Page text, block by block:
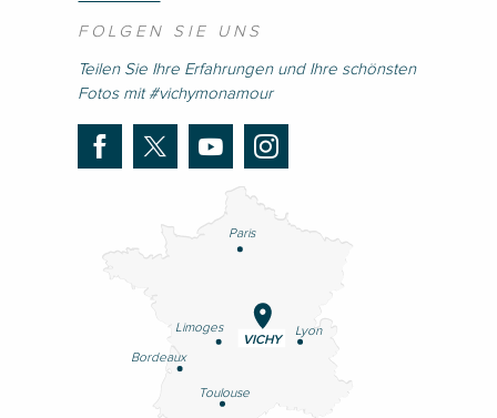
FOLGEN SIE UNS
Teilen Sie Ihre Erfahrungen und Ihre schönsten
Fotos mit #vichymonamour
Paris
Lyon
Limoges
Bordeaux
Toulouse
VICHY